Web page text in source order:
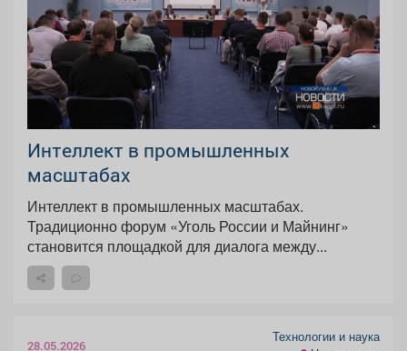
Интеллект в промышленных
масштабах
Интеллект в промышленных масштабах.
Традиционно форум «Уголь России и Майнинг»
становится площадкой для диалога между...
28.05.2026
Технологии и наука